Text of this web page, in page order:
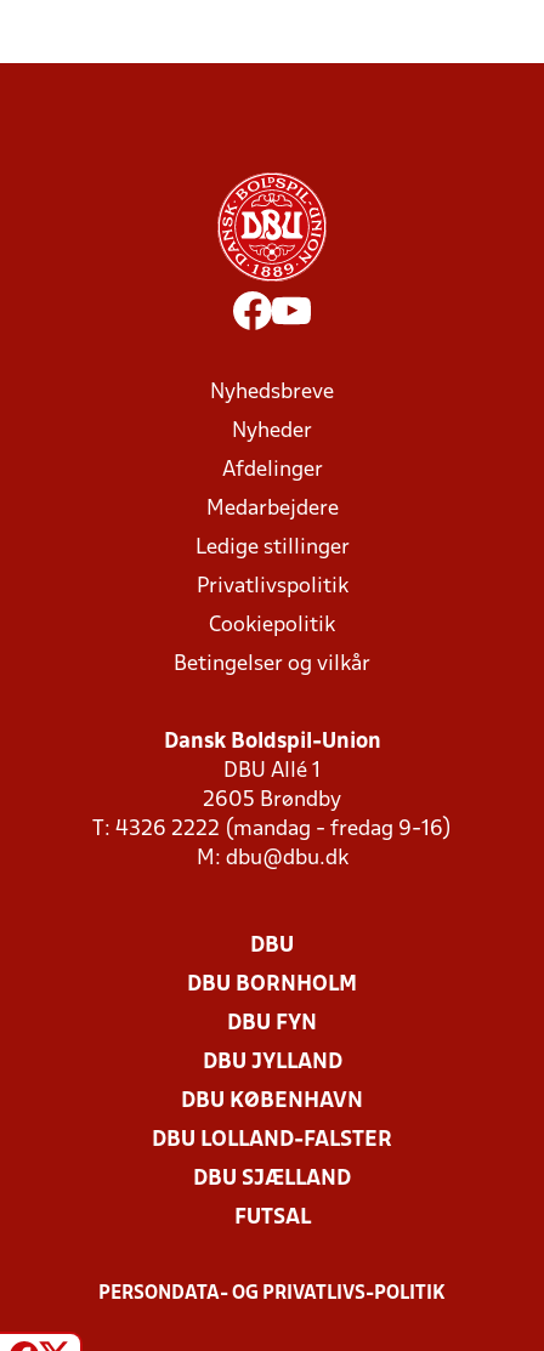
Nyhedsbreve
Nyheder
Afdelinger
Medarbejdere
Ledige stillinger
Privatlivspolitik
Cookiepolitik
Betingelser og vilkår
Dansk Boldspil-Union
DBU Allé 1
2605 Brøndby
T: 4326 2222 (mandag - fredag 9-16)
M: dbu@dbu.dk
DBU
DBU BORNHOLM
DBU FYN
DBU JYLLAND
DBU KØBENHAVN
DBU LOLLAND-FALSTER
DBU SJÆLLAND
FUTSAL
PERSONDATA- OG PRIVATLIVS-POLITIK